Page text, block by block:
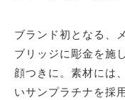
ブランド初となる、
ブリッジに彫金を施
顔つきに。素材には
いサンプラチナを採